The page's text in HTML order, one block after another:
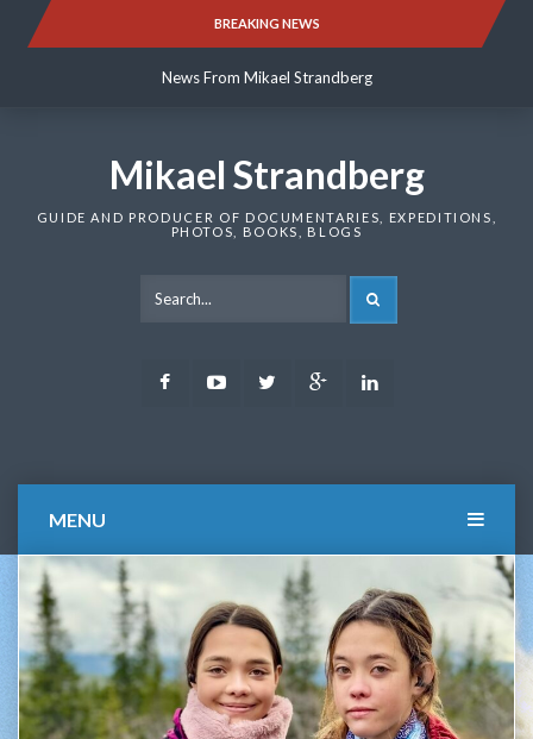
BREAKING NEWS
News From Mikael Strandberg
News From Mikael Strandberg
Mikael Strandberg
GUIDE AND PRODUCER OF DOCUMENTARIES, EXPEDITIONS,
PHOTOS, BOOKS, BLOGS
FacebookYoutubeTwitter Google
MENU